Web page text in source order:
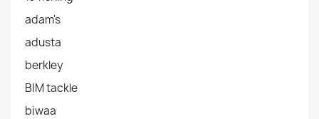
adam's
adusta
berkley
BIM tackle
biwaa